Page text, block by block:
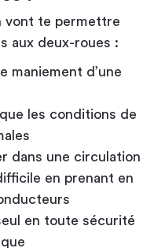
vont te permettre
aux deux-roues :
maniement d’une
les conditions de
dans une circulation
en prenant en
en toute sécurité